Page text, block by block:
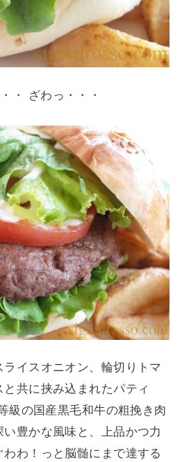
・ ざわっ・・・
イスオニオン、輪切りトマ
と共に挟み込まれたパティ
級の国産黒毛和牛の粗挽き肉
豊かな風味と、上品かつ力
わ！っと脳髄にまで達する